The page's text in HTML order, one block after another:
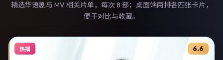
精选华语剧与 MV 相关片单，每次 8 部；桌面端两排各四张卡片，
便于对比与收藏。
热播 6.6